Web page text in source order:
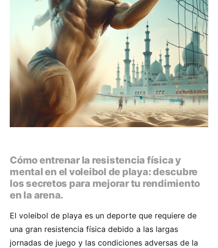
Cómo entrenar la resistencia física y
mental en el voleibol de playa: descubre
los secretos para mejorar tu rendimiento
en la arena.
El voleibol de playa es un deporte que requiere de
una gran resistencia física debido a las largas
jornadas de juego y las condiciones adversas de la